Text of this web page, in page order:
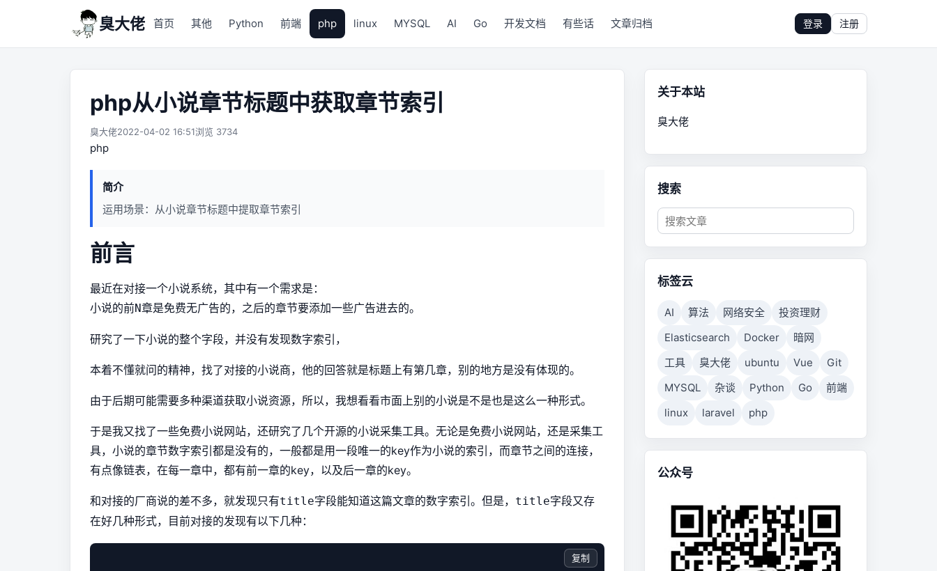
臭大佬 首页 其他 Python 前端 php linux MYSQL AI Go 开发文档 有些话 文章归档 登录 注册
php从小说章节标题中获取章节索引
臭大佬2022-04-02 16:51浏览 3734
php
简介
运用场景：从小说章节标题中提取章节索引
前言
最近在对接一个小说系统，其中有一个需求是：
小说的前N章是免费无广告的，之后的章节要添加一些广告进去的。
研究了一下小说的整个字段，并没有发现数字索引，
本着不懂就问的精神，找了对接的小说商，他的回答就是标题上有第几章，别的地方是没有体现的。
由于后期可能需要多种渠道获取小说资源，所以，我想看看市面上别的小说是不是也是这么一种形式。
于是我又找了一些免费小说网站，还研究了几个开源的小说采集工具。无论是免费小说网站，还是采集工
具，小说的章节数字索引都是没有的，一般都是用一段唯一的key作为小说的索引，而章节之间的连接，
有点像链表，在每一章中，都有前一章的key，以及后一章的key。
和对接的厂商说的差不多，就发现只有title字段能知道这篇文章的数字索引。但是， title字段又存
在好几种形式，目前对接的发现有以下几种：
复制
关于本站
臭大佬
搜索
标签云
AI 算法 网络安全
投资理财
Elasticsearch
Docker
暗网
工具
臭大佬 ubuntu Vue
Git
MYSQL
杂谈 Python Go
前端
linux
laravel php
公众号